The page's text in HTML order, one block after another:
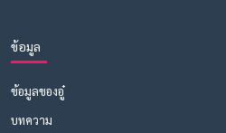
ข้อมูล
ข้อมูลของอู๋
บทความ